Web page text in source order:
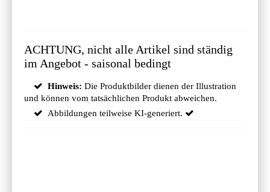
ACHTUNG, nicht alle Artikel sind ständig
im Angebot - saisonal bedingt
Hinweis: Die Produktbilder dienen der Illustration
und können vom tatsächlichen Produkt abweichen.
Abbildungen teilweise KI-generiert.